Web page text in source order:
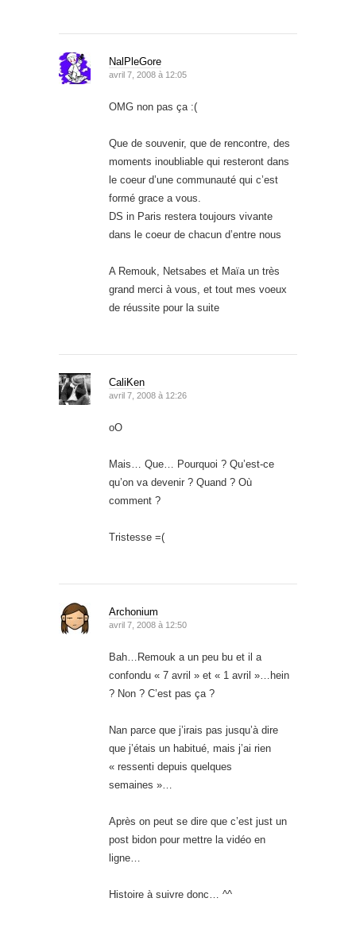
NalPleGore
avril 7, 2008 à 12:05
OMG non pas ça :(
Que de souvenir, que de rencontre, des
moments inoubliable qui resteront dans
le coeur d’une communauté qui c’est
formé grace a vous.
DS in Paris restera toujours vivante
dans le coeur de chacun d’entre nous
A Remouk, Netsabes et Maïa un très
grand merci à vous, et tout mes voeux
de réussite pour la suite
CaliKen
avril 7, 2008 à 12:26
oO
Mais… Que… Pourquoi ? Qu’est-ce
qu’on va devenir ? Quand ? Où
comment ?
Tristesse =(
Archonium
avril 7, 2008 à 12:50
Bah…Remouk a un peu bu et il a
confondu « 7 avril » et « 1 avril »…hein
? Non ? C’est pas ça ?
Nan parce que j’irais pas jusqu’à dire
que j’étais un habitué, mais j’ai rien
« ressenti depuis quelques
semaines »…
Après on peut se dire que c’est just un
post bidon pour mettre la vidéo en
ligne…
Histoire à suivre donc… ^^